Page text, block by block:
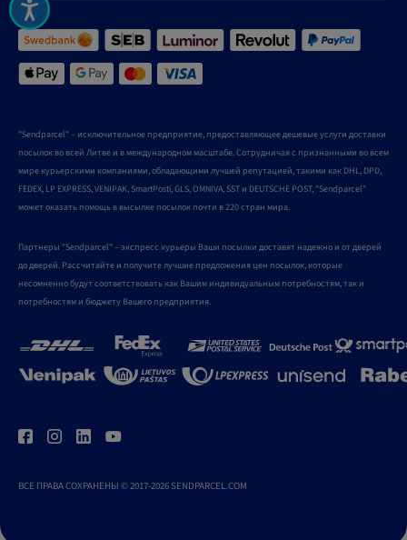
"Sendparcel" – исключительное предприятие, предоставляющее дешевые услуги доставки
посылок во всей Литве и в международном масштабе. Сотрудничая с признанными во всем
мире курьерскими компаниями, обладающими лучшей репутацией, такими как DHL, DPD,
FEDEX, LP EXPRESS, VENIPAK, SmartPosti, GLS, OMNIVA, SST и DEUTSCHE POST, "Sendparcel"
может оказать помощь в высылке посылок почти в 220 стран мира.
Партнеры "Sendparcel" – экспресс курьеры Ваши посылки доставят надежно и от дверей
до дверей. Рассчитайте и получите лучшие предложения цен посылок, которые
несомненно будут соответствовать как Вашим индивидуальным потребностям, так и
потребностям и бюджету Вашего предприятия.
ВСЕ ПРАВА СОХРАНЕНЫ © 2017-2026 SENDPARCEL.COM